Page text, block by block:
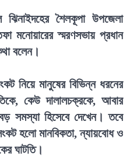
শৈলকূপা উপজেলা
মনোয়ারের স্মরণসভায় প্রধান
বলেন।
নিয়ে মানুষের বিভিন্ন ধরনের
কেউ দালালচক্রকে, আবার
বড় সমস্যা হিসেবে দেখেন। তবে
হলো মানবিকতা, ন্যায়বোধ ও
ঘাটতি।